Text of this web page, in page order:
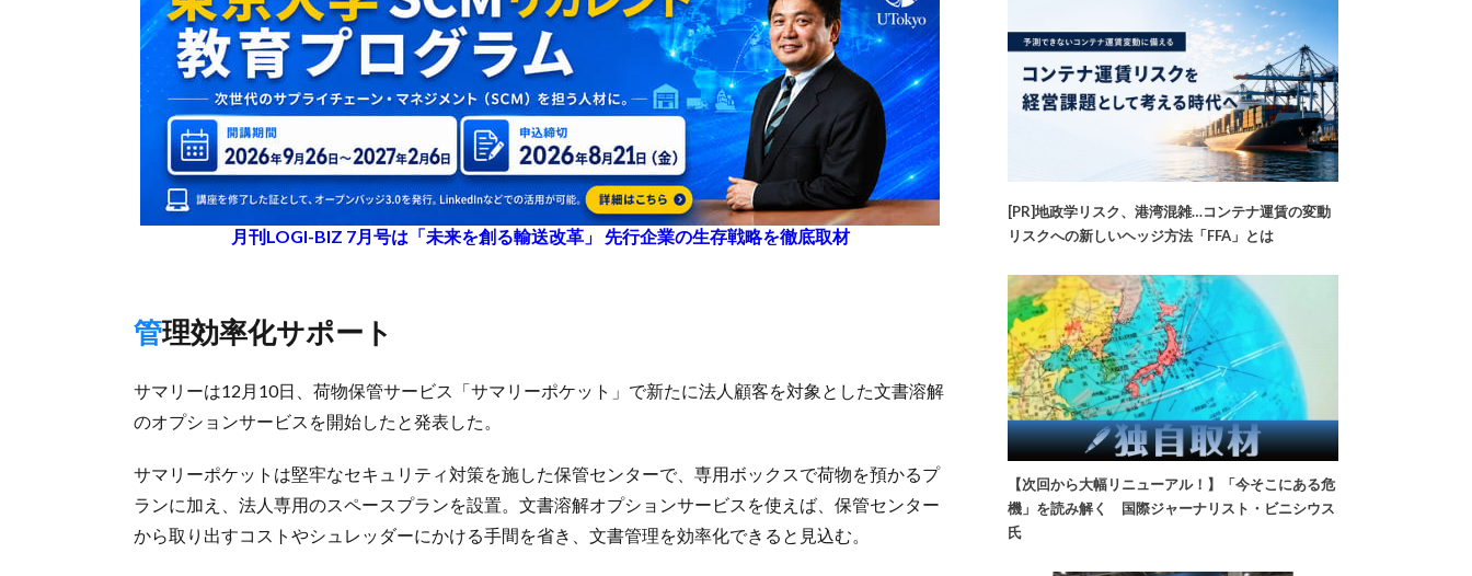
月刊LOGI-BIZ 7月号は「未来を創る輸送改革」 先行企業の生存戦略を徹底取材
管理効率化サポート
サマリーは12月10日、荷物保管サービス「サマリーポケット」で新たに法人顧客を対象とした文書溶解
のオプションサービスを開始したと発表した。
サマリーポケットは堅牢なセキュリティ対策を施した保管センターで、専用ボックスで荷物を預かるプ
ランに加え、法人専用のスペースプランを設置。文書溶解オプションサービスを使えば、保管センター
から取り出すコストやシュレッダーにかける手間を省き、文書管理を効率化できると見込む。
[PR]地政学リスク、港湾混雑…コンテナ運賃の変動
リスクへの新しいヘッジ方法「FFA」とは
【次回から大幅リニューアル！】「今そこにある危
機」を読み解く 国際ジャーナリスト・ビニシウス
氏